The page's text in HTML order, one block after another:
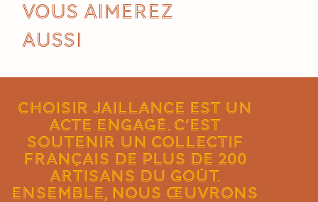
Vous aimerez
aussi
Choisir Jaillance est un
acte engagé. C’est
soutenir un collectif
français de plus de 200
artisans du goût.
Ensemble, nous œuvrons